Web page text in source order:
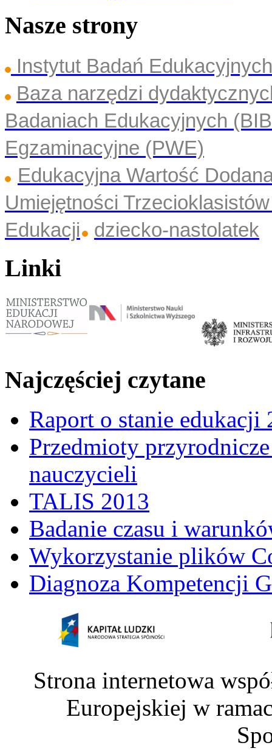
Nasze strony
Instytut Badań
Baza narzędzi
Badaniach Edukacyjnych
Egzaminacyjne (PWE)
Edukacyjna Wartość
Umiejętności
Edukacji
dziecko-nastolatek
Linki
Najczęściej czytane
Raport o stanie edukacji
Przedmioty
nauczycieli
TALIS 2013
Badanie czasu i
Wykorzystanie plików
Diagnoza Kompetencji
Strona internetowa
Europejskiej w